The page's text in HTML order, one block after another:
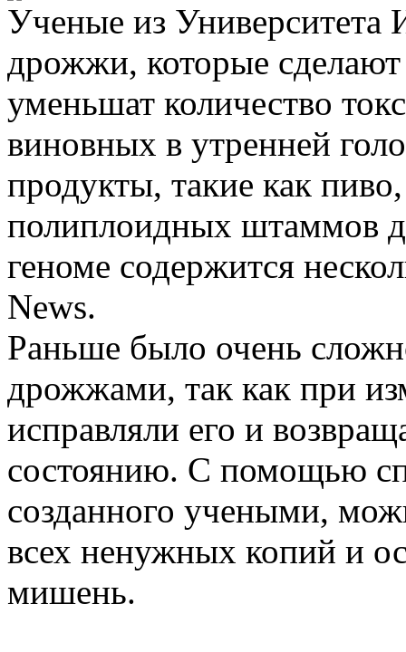
Ученые из Университета
дрожжи, которые
уменьшат количество
виновных в утренней
продукты, такие как
полиплоидных штаммов
геноме содержится
News.
Раньше было очень
дрожжами, так как при
исправляли его и
состоянию. С помощью
созданного учеными,
всех ненужных копий и
мишень.